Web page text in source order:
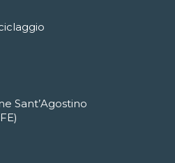
Sant’Agostino